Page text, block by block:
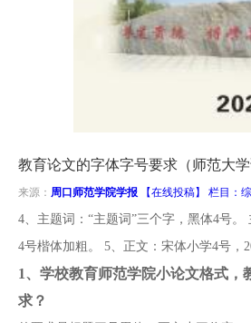
稿
投
稿
教育论文的字体字号要求（师范大学
来源： 周口师范学院学报 【在线投稿】 栏目：
4、主题词：“主题词”三个字，黑体4号
4号楷体加粗。 5、正文：宋体小学4号，
1、 学校教育师范学院小论文格式，
求？